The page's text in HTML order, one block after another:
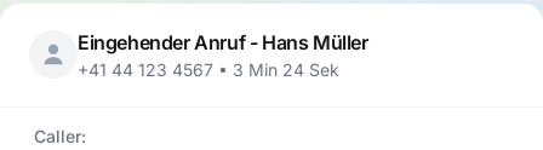
Eingehender Anruf - Hans Müller
+41 44 123 4567 • 3 Min 24 Sek
Caller: